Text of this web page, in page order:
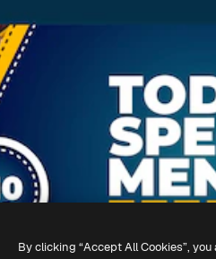
By clicking “Accept All Cookies”,